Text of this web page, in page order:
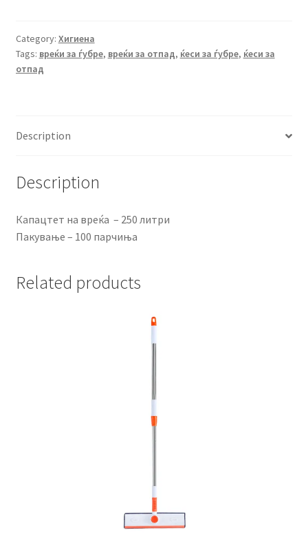
пар.
quantity
Category: Хигиена
Tags: вреќи за ѓубре, вреќи за отпад, ќеси за ѓубре, ќеси за
отпад
Description
Description
Капацтет на вреќа – 250 литри
Пакување – 100 парчиња
Related products